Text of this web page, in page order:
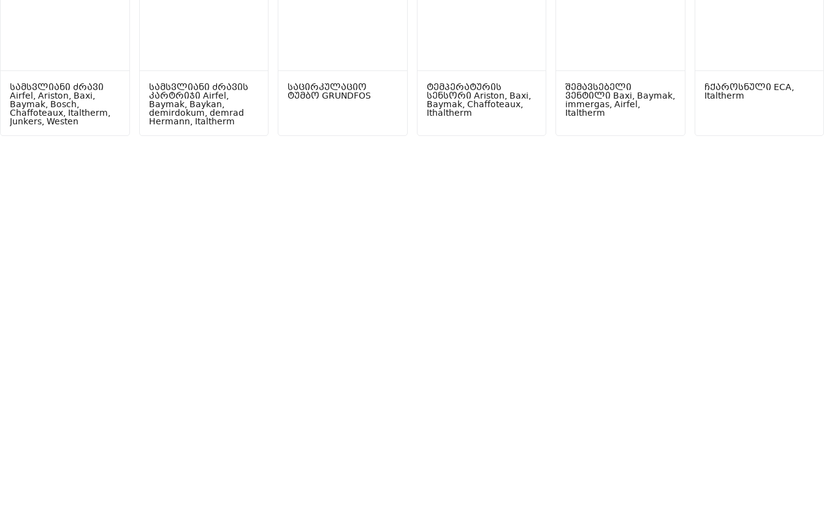
სამსვლიანი ძრავი
Airfel, Ariston, Baxi,
Baymak, Bosch,
Chaffoteaux, Italtherm,
Junkers, Westen
სამსვლიანი ძრავის
კარტრიჯი Airfel,
Baymak, Baykan,
demirdokum, demrad
Hermann, Italtherm
საცირკულაციო
ტუმბო GRUNDFOS
ტემპერატურის
სენსორი Ariston, Baxi,
Baymak, Chaffoteaux,
Ithaltherm
შემავსებელი
ვენტილი Baxi, Baymak,
immergas, Airfel,
Italtherm
ჩქაროსნული ECA,
Italtherm